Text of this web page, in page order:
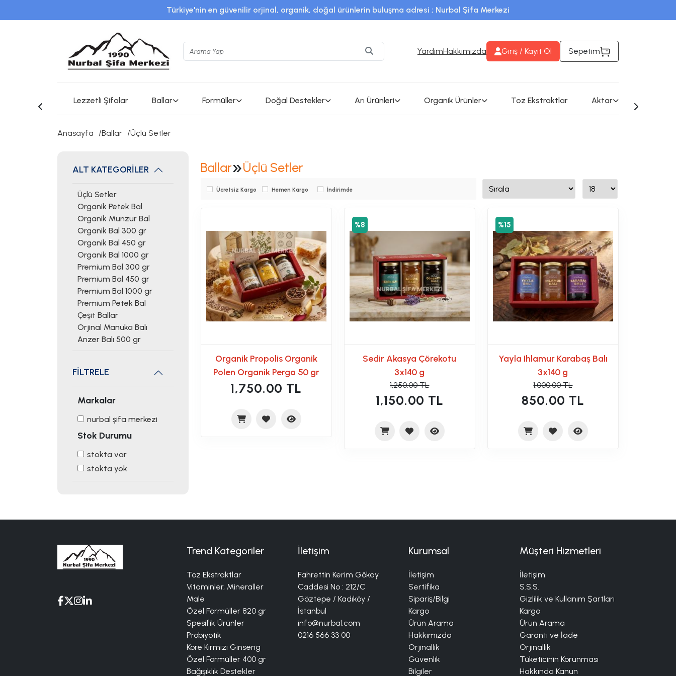
Türkiye'nin en güvenilir orjinal, organik, doğal ürünlerin buluşma adresi ; Nurbal Şifa Merkezi
www.instagram.com/nurbalsifamerkezi / instagram adresimizden en son güncel ürünleri takip edebilirsiniz
YardımHakkımızda Giriş / Kayıt Ol Sepetim
Lezzetli Şifalar Ballar Formüller Doğal Destekler Arı Ürünleri Organik Ürünler Toz Ekstraktlar Aktar
Anasayfa Ballar Üçlü Setler
ALT KATEGORİLER
Üçlü Setler
Organik Petek Bal
Organik Munzur Bal
Organik Bal 300 gr
Organik Bal 450 gr
Organik Bal 1000 gr
Premium Bal 300 gr
Premium Bal 450 gr
Premium Bal 1000 gr
Premium Petek Bal
Çeşit Ballar
Orjinal Manuka Balı
Anzer Balı 500 gr
FİLTRELE
Markalar
nurbal şifa merkezi
Stok Durumu
stokta var
stokta yok
Ballar»Üçlü Setler
Ücretsiz Kargo Hemen Kargo İndirimde
Organik Propolis Organik
Polen Organik Perga 50 gr
1,750.00 TL
%8
Sedir Akasya Çörekotu
3x140 g
1,250.00 TL
1,150.00 TL
%15
Yayla Ihlamur Karabaş Balı
3x140 g
1,000.00 TL
850.00 TL
Trend Kategoriler
Toz Ekstraktlar
Vitaminler, Mineraller
Male
Özel Formüller 820 gr
Spesifik Ürünler
Probiyotik
Kore Kırmızı Ginseng
Özel Formüller 400 gr
Bağışıklık Destekler
İletişim
Fahrettin Kerim Gökay
Caddesi No : 212/C
Göztepe / Kadıköy /
İstanbul
info@nurbal.com
0216 566 33 00
Kurumsal
İletişim
Sertifika
Sipariş/Bilgi
Kargo
Ürün Arama
Hakkımızda
Orjinallik
Güvenlik
Bilgiler
Müşteri Hizmetleri
İletişim
S.S.S.
Gizlilik ve Kullanım Şartları
Kargo
Ürün Arama
Garanti ve İade
Orjinallik
Tüketicinin Korunması
Hakkında Kanun